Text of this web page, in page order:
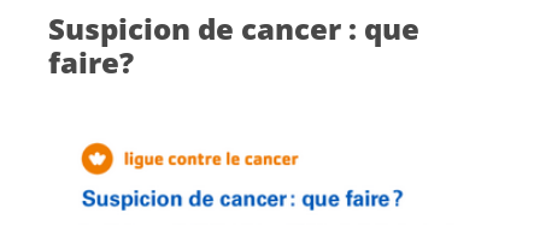
Produkte
Zur Krebsliga-Webseite
Sus­pi­cion de can­cer : que
faire?